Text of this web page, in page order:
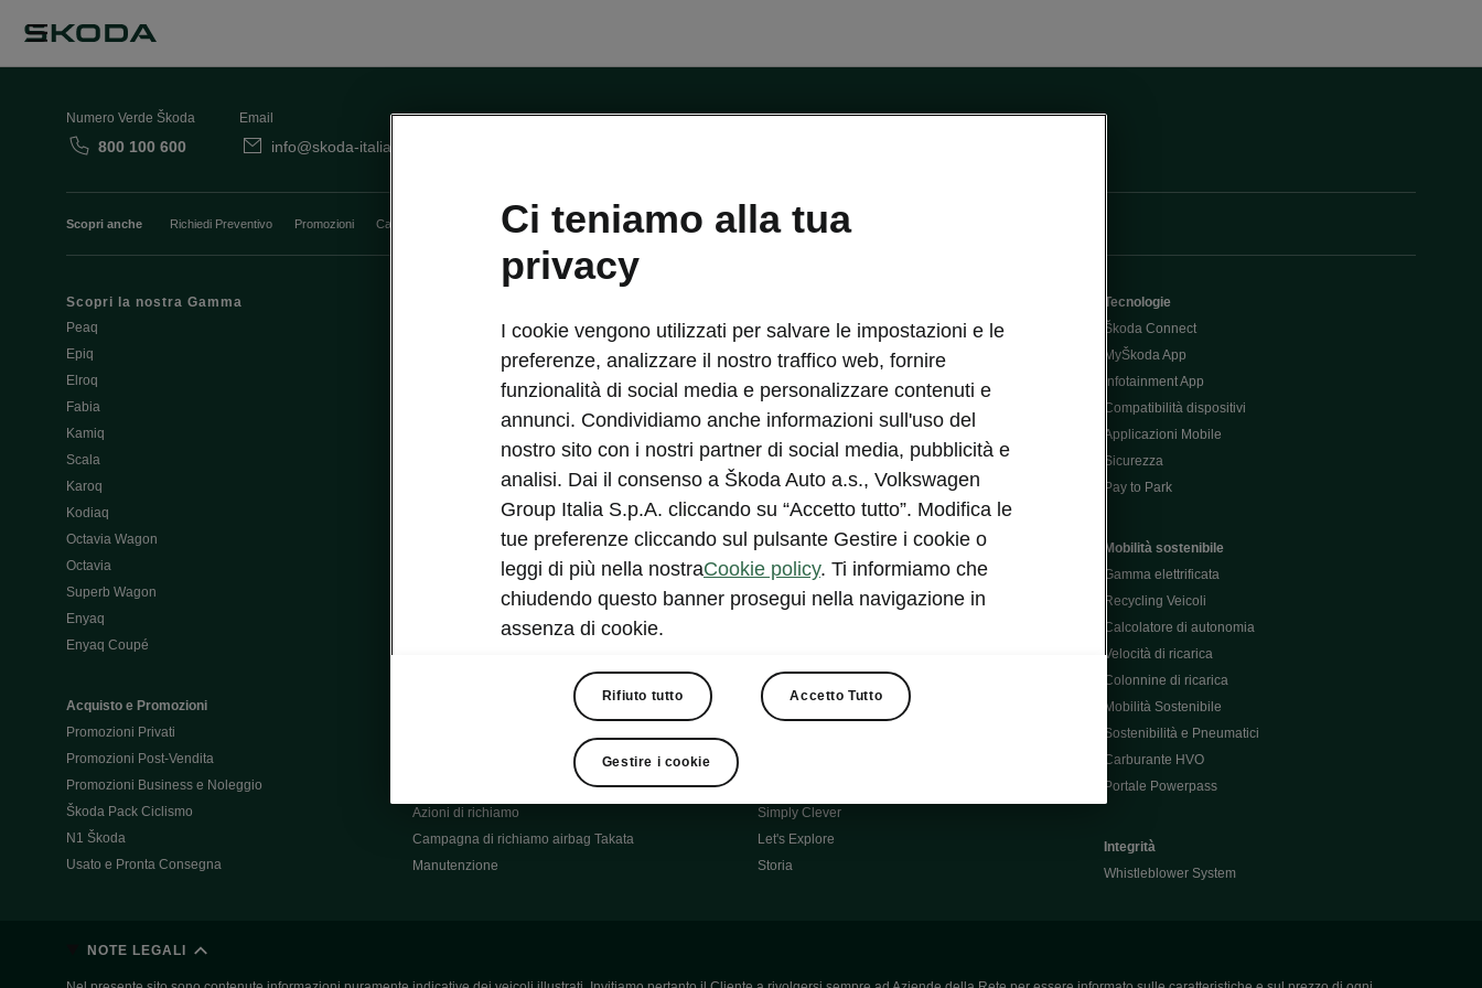
Numero Verde Škoda
800 100 600
Email
info@skoda-italia.it
Scopri anche Richiedi Preventivo Promozioni Cataloghi e Listini Car Configurator Rete Škoda
Scopri la nostra Gamma
Peaq
Epiq
Elroq
Fabia
Kamiq
Scala
Karoq
Kodiaq
Octavia Wagon
Octavia
Superb Wagon
Enyaq
Enyaq Coupé
Acquisto e Promozioni
Promozioni Privati
Promozioni Post-Vendita
Promozioni Business e Noleggio
Škoda Pack Ciclismo
N1 Škoda
Usato e Pronta Consegna
Aziende e P.IVA
Usato Škoda Plus
Cataloghi e listini
Richiedi Preventivo
Richiedi Test Drive
Post-vendita aziende e P.IVA
Škoda Supercard
Azioni di richiamo
Campagna di richiamo airbag Takata
Manutenzione
Informazioni per soccorritori
Dichiarazione di cambio proprietà
Richiedi Assistenza Service
Mondo Škoda
Milano Design Week
Fabia Green Flow
Škoda Official Partner X Factor 202
Elroq Respectline
Contatti
Auto per neopatentati
Simply Clever
Let's Explore
Storia
Tecnologie
Škoda Connect
MyŠkoda App
Infotainment App
Compatibilità dispositivi
Applicazioni Mobile
Sicurezza
Pay to Park
Mobilità sostenibile
Gamma elettrificata
Recycling Veicoli
Calcolatore di autonomia
Velocità di ricarica
Colonnine di ricarica
Mobilità Sostenibile
Sostenibilità e Pneumatici
Carburante HVO
Portale Powerpass
Integrità
Whistleblower System
NOTE LEGALI
Ci teniamo alla tua
privacy
I cookie vengono utilizzati per salvare le impostazioni e le
preferenze, analizzare il nostro traffico web, fornire
funzionalità di social media e personalizzare contenuti e
annunci. Condividiamo anche informazioni sull'uso del
nostro sito con i nostri partner di social media, pubblicità e
analisi. Dai il consenso a Škoda Auto a.s., Volkswagen
Group Italia S.p.A. cliccando su “Accetto tutto”. Modifica le
tue preferenze cliccando sul pulsante Gestire i cookie o
leggi di più nella nostraCookie policy. Ti informiamo che
chiudendo questo banner prosegui nella navigazione in
assenza di cookie.
Rifiuto tutto Accetto Tutto
Gestire i cookie